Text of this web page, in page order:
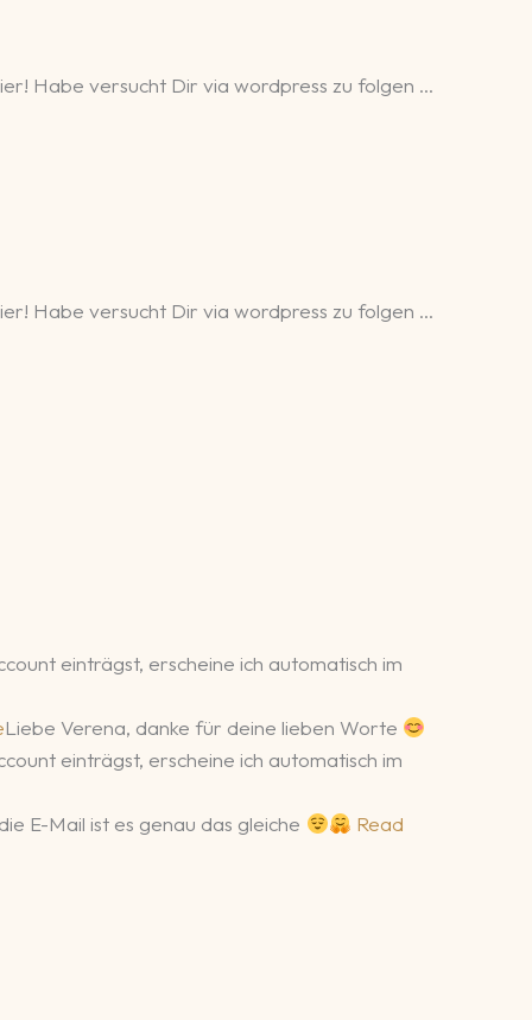
Habe versucht Dir via wordpress zu folgen …
Habe versucht Dir via wordpress zu folgen …
einträgst, erscheine ich automatisch im
Liebe Verena, danke für deine lieben Worte
einträgst, erscheine ich automatisch im
E-Mail ist es genau das gleiche
Read